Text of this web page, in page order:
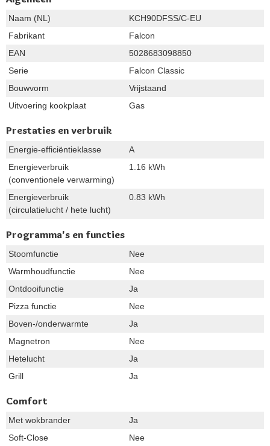
Naam (NL)
KCH90DFSS/C-EU
Fabrikant
Falcon
EAN
5028683098850
Serie
Falcon Classic
Bouwvorm
Vrijstaand
Uitvoering kookplaat
Gas
Prestaties en verbruik
Energie-efficiëntieklasse
A
Energieverbruik
(conventionele verwarming)
1.16 kWh
Energieverbruik
(circulatielucht / hete lucht)
0.83 kWh
Programma's en functies
Stoomfunctie
Nee
Warmhoudfunctie
Nee
Ontdooifunctie
Ja
Pizza functie
Nee
Boven-/onderwarmte
Ja
Magnetron
Nee
Hetelucht
Ja
Grill
Ja
Comfort
Met wokbrander
Ja
Soft-Close
Nee